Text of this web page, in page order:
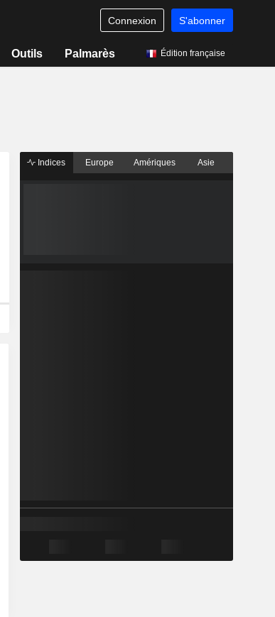
Connexion S'abonner
Outils Palmarès Édition française
Indices Europe Amériques Asie